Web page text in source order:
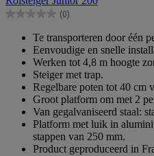
de
5
(0)
0.0
sterren.
Te transporteren door één
Eenvoudige en snelle
Werken tot 4,8 m hoogte
Steiger met trap.
Regelbare poten tot 40 cm
Groot platform om met 2
Van gegalvaniseerd staal:
Platform met luik in
stappen van 250 mm.
Product geproduceerd in